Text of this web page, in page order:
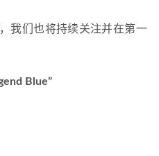
Blue”